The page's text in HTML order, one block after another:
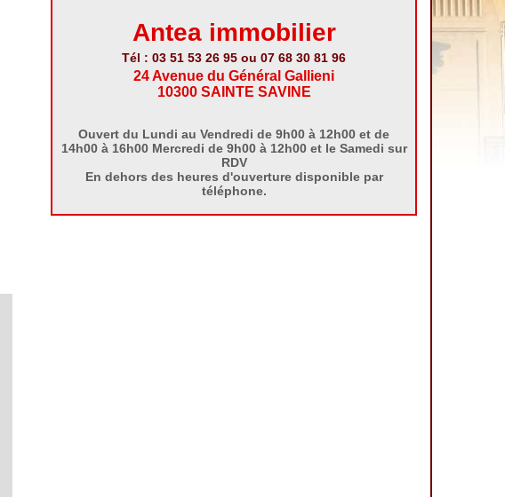
Antea immobilier
Tél : 03 51 53 26 95 ou 07 68 30 81 96
24 Avenue du Général Gallieni
10300 SAINTE SAVINE
Ouvert du Lundi au Vendredi de 9h00 à 12h00 et de
14h00 à 16h00 Mercredi de 9h00 à 12h00 et le Samedi sur
RDV
En dehors des heures d'ouverture disponible par
téléphone.